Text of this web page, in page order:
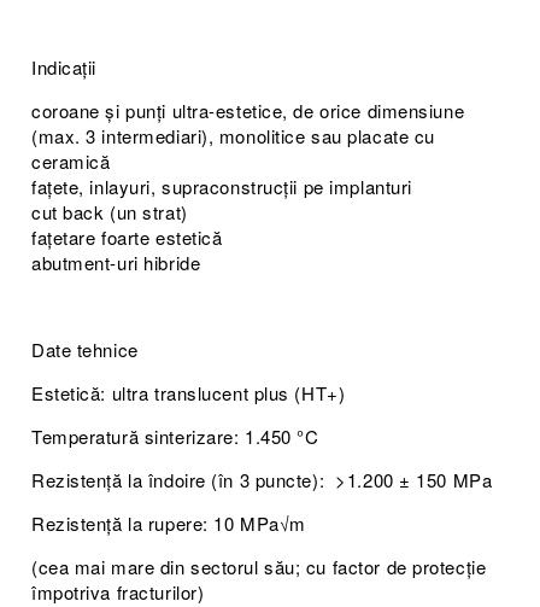
Indicații
coroane și punți ultra-estetice, de orice dimensiune
(max. 3 intermediari), monolitice sau placate cu
ceramică
fațete, inlayuri, supraconstrucții pe implanturi
cut back (un strat)
fațetare foarte estetică
abutment-uri hibride
Date tehnice
Estetică: ultra translucent plus (HT+)
Temperatură sinterizare: 1.450 °C
Rezistență la îndoire (în 3 puncte): >1.200 ± 150 MPa
Rezistență la rupere: 10 MPa√m
(cea mai mare din sectorul său; cu factor de protecție
împotriva fracturilor)